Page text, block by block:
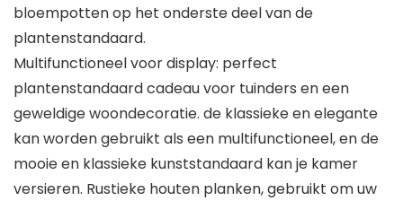
bloempotten op het onderste deel van de
plantenstandaard.
Multifunctioneel voor display: perfect
plantenstandaard cadeau voor tuinders en een
geweldige woondecoratie. de klassieke en elegante
kan worden gebruikt als een multifunctioneel, en de
mooie en klassieke kunststandaard kan je kamer
versieren. Rustieke houten planken, gebruikt om uw